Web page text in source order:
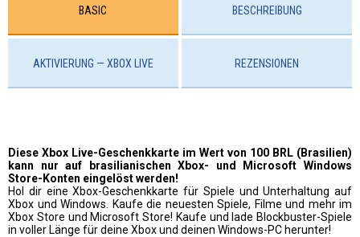
BASIC BESCHREIBUNG
AKTIVIERUNG — XBOX LIVE REZENSIONEN
Diese Xbox Live-Geschenkkarte im Wert von 100 BRL (Brasilien)
kann nur auf brasilianischen Xbox- und Microsoft Windows
Store-Konten eingelöst werden!
Hol dir eine Xbox-Geschenkkarte für Spiele und Unterhaltung auf
Xbox und Windows. Kaufe die neuesten Spiele, Filme und mehr im
Xbox Store und Microsoft Store! Kaufe und lade Blockbuster-Spiele
in voller Länge für deine Xbox und deinen Windows-PC herunter!